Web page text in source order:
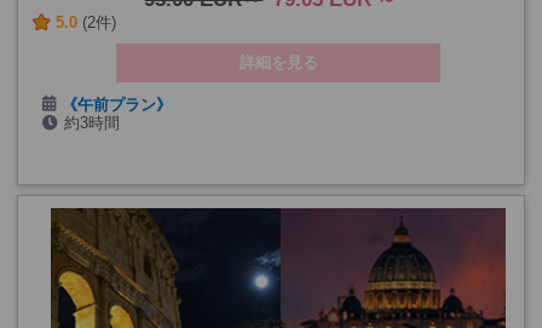
5.0 (2件)
詳細を見る
《午前プラン》
6～8月の月・水・木・金曜日、8/8・11
《午前・アレーナ入場付きプラン》
7～8月の火曜日
(7/7・14、コロッセオ無料開放日を除く)
《午後プラン》
9～10月の月・水・木・金曜日、9/19・22、12/26・29
(11/4、12/25、コロッセオ無料開放日を除く)
※1月以降未定
約3時間